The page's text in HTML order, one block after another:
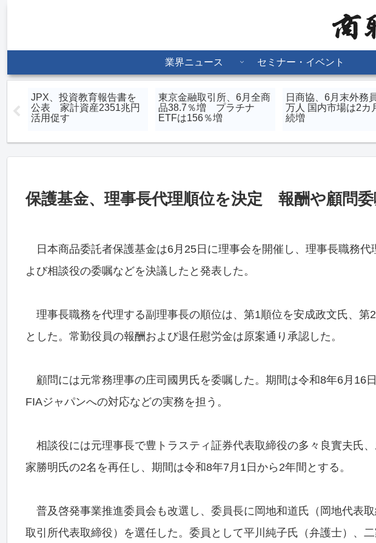
業界ニュース セミナー・イベント
JPX、投資教育報告書を
公表 家計資産2351兆円
活用促す
東京金融取引所、6月全商
品38.7％増 プラチナ
ETFは156％増
日商協、6月末外務
万人 国内市場は2カ
続増
保護基金、理事長代理順位を決定 報酬や顧問
日本商品委託者保護基金は6月25日に理事会を開催し、理事長職務代
よび相談役の委嘱などを決議したと発表した。
理事長職務を代理する副理事長の順位は、第1順位を安成政文氏、第
とした。常勤役員の報酬および退任慰労金は原案通り承認した。
顧問には元常務理事の庄司國男氏を委嘱した。期間は令和8年6月16
FIAジャパンへの対応などの実務を担う。
相談役には元理事長で豊トラスティ証券代表取締役の多々良實夫氏
家勝明氏の2名を再任し、期間は令和8年7月1日から2年間とする。
普及啓発事業推進委員会も改選し、委員長に岡地和道氏（岡地代表
取引所代表取締役）を選任した。委員として平川純子氏（弁護士）、